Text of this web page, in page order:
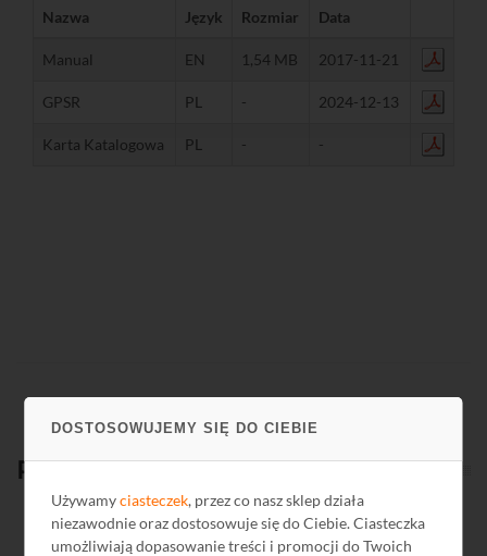
DOSTOSOWUJEMY SIĘ DO CIEBIE
Używamyciasteczek, przez co nasz sklep działa
niezawodnie oraz dostosowuje się do Ciebie. Ciasteczka
umożliwiają dopasowanie treści i promocji do Twoich
Nazwa Język Rozmiar Data
Manual EN 1,54 MB 2017-11-21
GPSR PL - 2024-12-13
Karta Katalogowa PL - -
Produktypowiązane
Kod: R81592